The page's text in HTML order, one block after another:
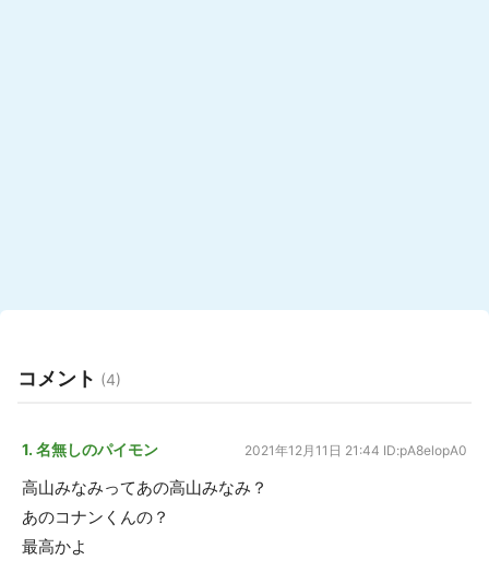
コメント (4)
1. 名無しのパイモン 2021年12月11日 21:44 ID:pA8elopA0
高山みなみってあの高山みなみ？
あのコナンくんの？
最高かよ